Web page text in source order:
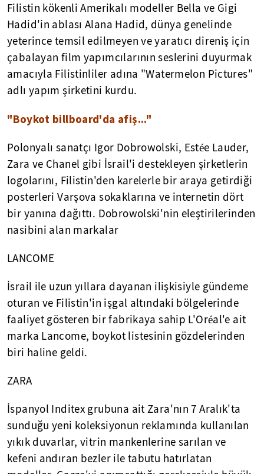
Filistin kökenli Amerikalı modeller Bella ve Gigi
Hadid'in ablası Alana Hadid, dünya genelinde
yeterince temsil edilmeyen ve yaratıcı direniş için
çabalayan film yapımcılarının seslerini duyurmak
amacıyla Filistinliler adına "Watermelon Pictures"
adlı yapım şirketini kurdu.
"Boykot billboard'da afiş..."
Polonyalı sanatçı Igor Dobrowolski, Estée Lauder,
Zara ve Chanel gibi İsrail'i destekleyen şirketlerin
logolarını, Filistin'den karelerle bir araya getirdiği
posterleri Varşova sokaklarına ve internetin dört
bir yanına dağıttı. Dobrowolski'nin eleştirilerinden
nasibini alan markalar
LANCOME
İsrail ile uzun yıllara dayanan ilişkisiyle gündeme
oturan ve Filistin'in işgal altındaki bölgelerinde
faaliyet gösteren bir fabrikaya sahip L'Oréal'e ait
marka Lancome, boykot listesinin gözdelerinden
biri haline geldi.
ZARA
İspanyol Inditex grubuna ait Zara'nın 7 Aralık'ta
sunduğu yeni koleksiyonun reklamında kullanılan
yıkık duvarlar, vitrin mankenlerine sarılan ve
kefeni andıran bezler ile tabutu hatırlatan